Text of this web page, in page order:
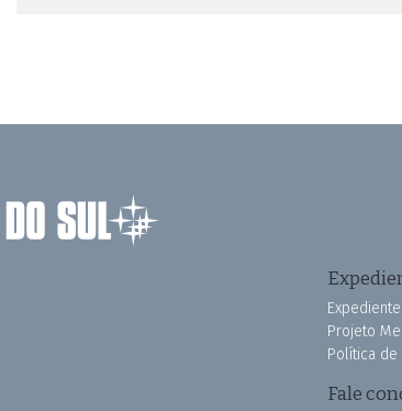
Expediente
Projeto
Política de
Fale